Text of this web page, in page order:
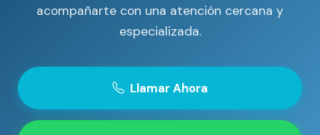
acompañarte con una atención cercana y
especializada.
Llamar Ahora